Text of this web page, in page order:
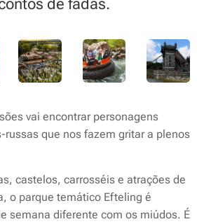
vai encontrar personagens
russas que nos fazem gritar a plenos
castelos, carrosséis e atrações de
o parque temático Efteling é
semana diferente com os miúdos. É